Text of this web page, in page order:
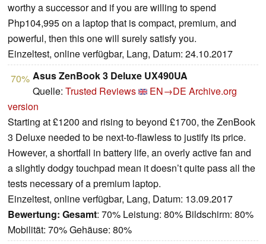
worthy a successor and if you are willing to spend
Php104,995 on a laptop that is compact, premium, and
powerful, then this one will surely satisfy you.
Einzeltest, online verfügbar, Lang, Datum: 24.10.2017
70% Asus ZenBook 3 Deluxe UX490UA
Quelle: Trusted Reviews EN→DE Archive.org
version
Starting at £1200 and rising to beyond £1700, the ZenBook
3 Deluxe needed to be next-to-flawless to justify its price.
However, a shortfall in battery life, an overly active fan and
a slightly dodgy touchpad mean it doesn’t quite pass all the
tests necessary of a premium laptop.
Einzeltest, online verfügbar, Lang, Datum: 13.09.2017
Bewertung: Gesamt: 70% Leistung: 80% Bildschirm: 80%
Mobilität: 70% Gehäuse: 80%